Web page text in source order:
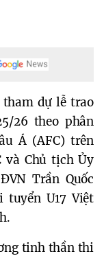
tham dự lễ trao
26 theo phân
Á (AFC) trên
và Chủ tịch Ủy
Trần Quốc
U17 Việt
tinh thần thi